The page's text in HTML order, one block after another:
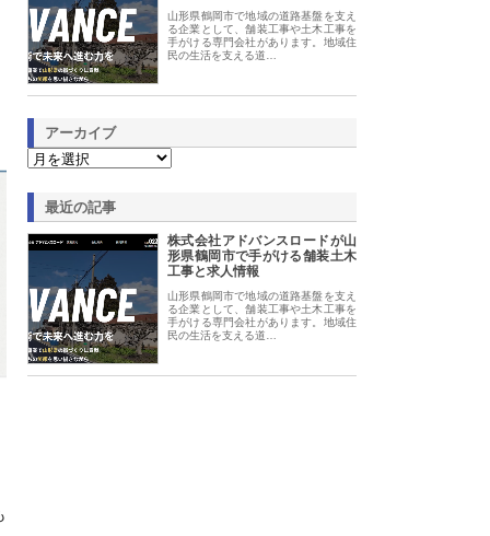
山形県鶴岡市で地域の道路基盤を支え
る企業として、舗装工事や土木工事を
手がける専門会社があります。地域住
民の生活を支える道…
アーカイブ
最近の記事
株式会社アドバンスロードが山
形県鶴岡市で手がける舗装土木
工事と求人情報
山形県鶴岡市で地域の道路基盤を支え
る企業として、舗装工事や土木工事を
手がける専門会社があります。地域住
民の生活を支える道…